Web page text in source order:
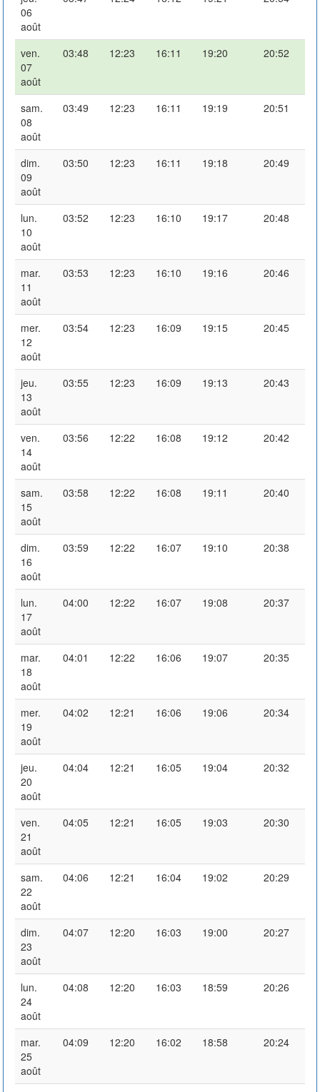
06
août
ven.
07
août
03:48 12:23 16:11 19:20 20:52
sam.
08
août
03:49 12:23 16:11 19:19 20:51
dim.
09
août
03:50 12:23 16:11 19:18 20:49
lun.
10
août
03:52 12:23 16:10 19:17 20:48
mar.
11
août
03:53 12:23 16:10 19:16 20:46
mer.
12
août
03:54 12:23 16:09 19:15 20:45
jeu.
13
août
03:55 12:23 16:09 19:13 20:43
ven.
14
août
03:56 12:22 16:08 19:12 20:42
sam.
15
août
03:58 12:22 16:08 19:11 20:40
dim.
16
août
03:59 12:22 16:07 19:10 20:38
lun.
17
août
04:00 12:22 16:07 19:08 20:37
mar.
18
août
04:01 12:22 16:06 19:07 20:35
mer.
19
août
04:02 12:21 16:06 19:06 20:34
jeu.
20
août
04:04 12:21 16:05 19:04 20:32
ven.
21
août
04:05 12:21 16:05 19:03 20:30
sam.
22
août
04:06 12:21 16:04 19:02 20:29
dim.
23
août
04:07 12:20 16:03 19:00 20:27
lun.
24
août
04:08 12:20 16:03 18:59 20:26
mar.
25
août
04:09 12:20 16:02 18:58 20:24